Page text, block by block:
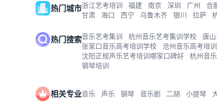
热门城市浙江艺考培训 福建 南京 深圳 广州 合
甘肃
海口 西宁 乌鲁木齐 银川 拉萨
热门搜索音乐艺考集训 杭州音乐艺考集训学校 唐
张家口音乐高考培训学校
沧州音乐高考培
沈阳正规声乐艺考培训哪家口碑好
杭州音
钢琴培训
相关专业音乐 声乐 钢琴 音乐剧 二胡 小提琴